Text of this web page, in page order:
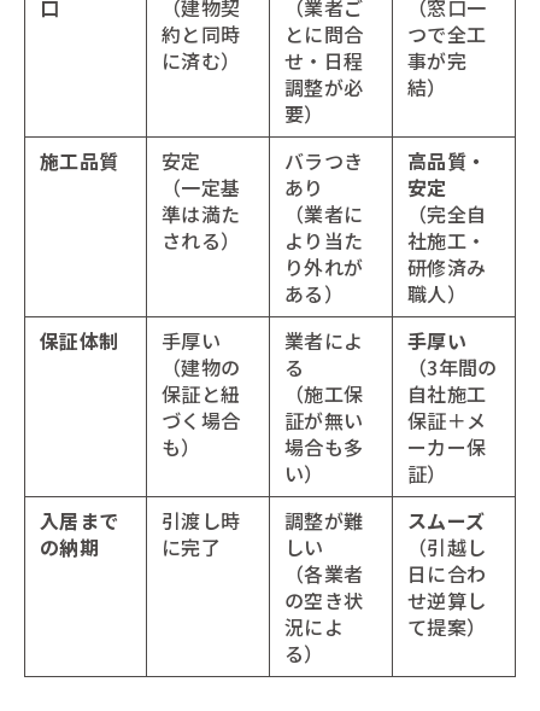
口
（建物契
約と同時
に済む）
（業者ご
とに問合
せ・日程
調整が必
要）
（窓口一
つで全工
事が完
結）
施工品質
安定
（一定基
準は満た
される）
バラつき
あり
（業者に
より当た
り外れが
ある）
高品質・
安定
（完全自
社施工・
研修済み
職人）
保証体制
手厚い
（建物の
保証と紐
づく場合
も）
業者によ
る
（施工保
証が無い
場合も多
い）
手厚い
（3年間の
自社施工
保証＋メ
ーカー保
証）
入居まで
の納期
引渡し時
に完了
調整が難
しい
（各業者
の空き状
況によ
る）
スムーズ
（引越し
日に合わ
せ逆算し
て提案）